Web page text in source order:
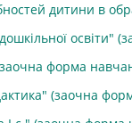
дитини в
освіти"
форма
(заочна